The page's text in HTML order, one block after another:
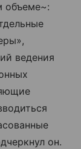
объеме~:
ведения
он.